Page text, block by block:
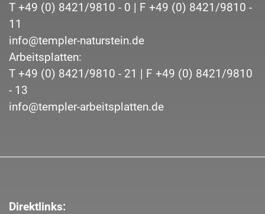
T +49 (0) 8421/9810 - 0 | F +49 (0) 8421/9810 -
11
info@templer-naturstein.de
Arbeitsplatten:
T +49 (0) 8421/9810 - 21 | F +49 (0) 8421/9810
- 13
info@templer-arbeitsplatten.de
Direktlinks: